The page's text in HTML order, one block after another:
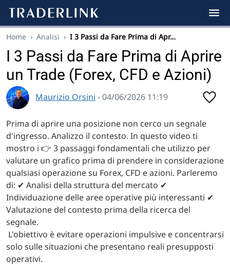
Home › Analisi › I 3 Passi da Fare Prima di Apr…
I 3 Passi da Fare Prima di Aprire
un Trade (Forex, CFD e Azioni)
Maurizio Orsini - 04/06/2026 11:19
Prima di aprire una posizione non cerco un segnale
d'ingresso. Analizzo il contesto. In questo video ti
mostro i 👉 3 passaggi fondamentali che utilizzo per
valutare un grafico prima di prendere in considerazione
qualsiasi operazione su Forex, CFD e azioni. Parleremo
di: ✔ Analisi della struttura del mercato ✔
Individuazione delle aree operative più interessanti ✔
Valutazione del contesto prima della ricerca del
segnale.
L'obiettivo è evitare operazioni impulsive e concentrarsi
solo sulle situazioni che presentano reali presupposti
operativi.